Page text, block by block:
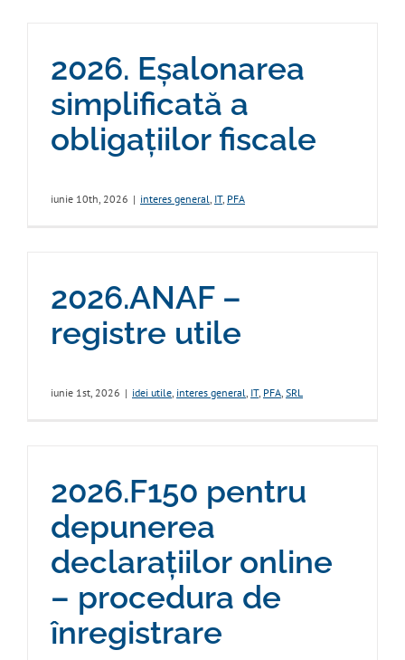
2026. Eșalonarea
simplificată a
obligațiilor fiscale
iunie 10th, 2026 | interes general, IT, PFA
2026.ANAF –
registre utile
iunie 1st, 2026 | idei utile, interes general, IT, PFA, SRL
2026.F150 pentru
depunerea
declarațiilor online
– procedura de
înregistrare